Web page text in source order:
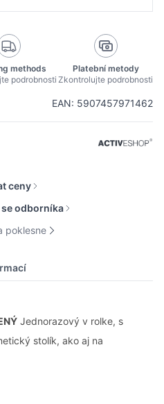
EAN: 5907457971462
methods
podrobnosti
Platební metody
Zkontrolujte podrobnosti
ceny
odborníka
poklesne
Jednorazový v rolke, s
stolík, ako aj na